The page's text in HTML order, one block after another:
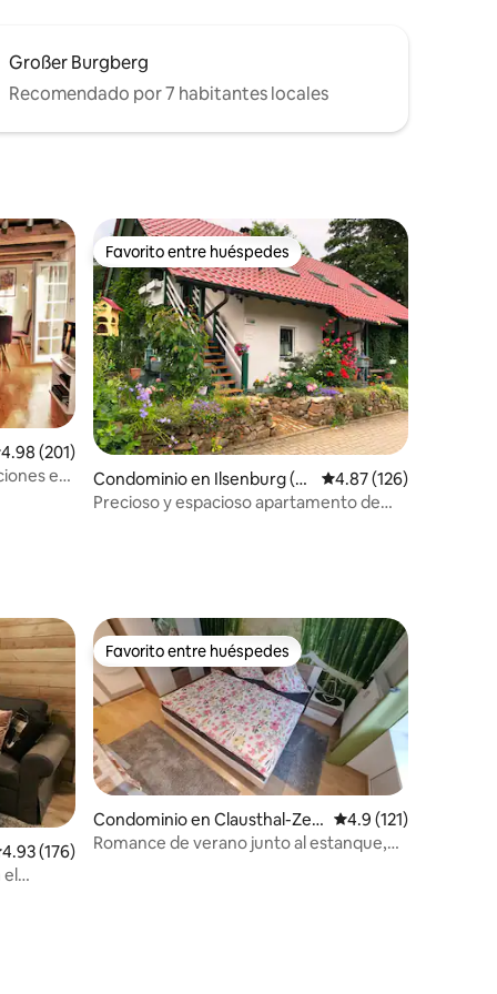
Großer Burgberg
Recomendado por 7 habitantes locales
promedio: 4.98 de 5; 201 evaluaciones
4.98 (201)
en
Favorito entre huéspedes
Favorito entre huéspedes
Condominio en Ilsenburg (H
arz)
Calificación promedio:
4.87 (126)
Precioso y espacioso apartamento de
promedio: 4.93 de 5; 176 evaluaciones
4.93 (176)
el
Favorito entre huéspedes
Favorito entre huéspedes
Condominio en Clausthal-Zell
erfeld
Calificación
4.9 (121)
Romance de verano junto al estanque,